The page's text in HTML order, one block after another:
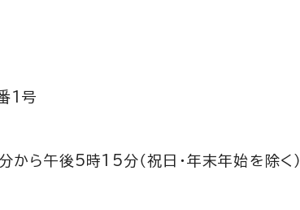
1号
ら午後5時15分（祝日・年末年始を除く）